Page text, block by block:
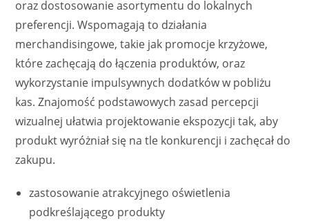
oraz dostosowanie asortymentu do lokalnych
preferencji. Wspomagają to działania
merchandisingowe, takie jak promocje krzyżowe,
które zachęcają do łączenia produktów, oraz
wykorzystanie impulsywnych dodatków w pobliżu
kas. Znajomość podstawowych zasad percepcji
wizualnej ułatwia projektowanie ekspozycji tak, aby
produkt wyróżniał się na tle konkurencji i zachęcał do
zakupu.
zastosowanie atrakcyjnego oświetlenia
podkreślającego produkty